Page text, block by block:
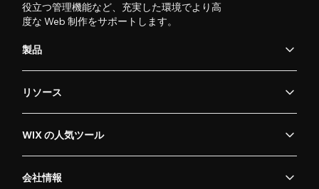
役立つ管理機能など、充実した環境でより高
度な Web 制作をサポートします。
製品
リソース
WIX の人気ツール
会社情報